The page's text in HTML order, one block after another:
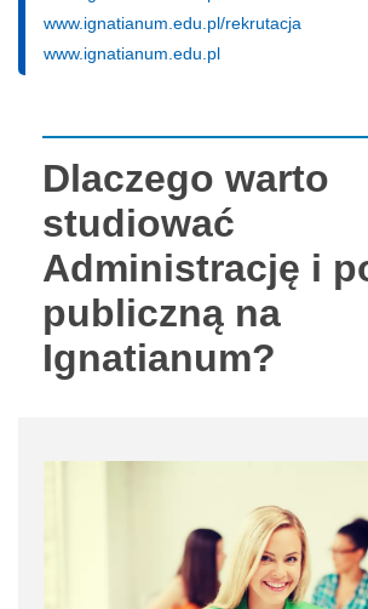
www.ignatianum.edu.pl/rekrutacja
www.ignatianum.edu.pl
Dlaczego warto
studiować
Administrację i
publiczną na
Ignatianum?